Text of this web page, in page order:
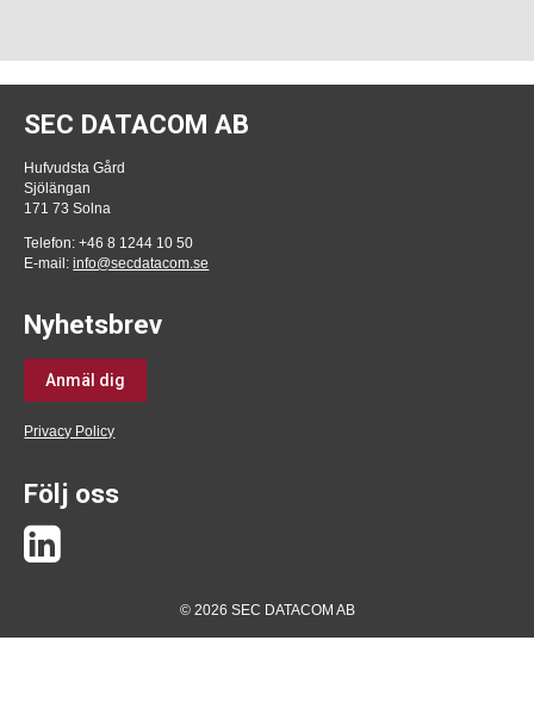
SEC DATACOM AB
Hufvudsta Gård
Sjölängan
171 73 Solna
Telefon: +46 8 1244 10 50
E-mail:info@secdatacom.se
Nyhetsbrev
Anmäl dig
Privacy Policy
Följ oss
© 2026 SEC DATACOM AB